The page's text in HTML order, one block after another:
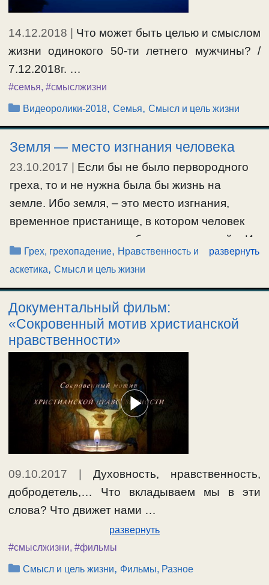
14.12.2018 | Что может быть целью и смыслом
жизни одинокого 50-ти летнего мужчины? /
7.12.2018г. …
#семья, #смыслжизни
Рубрики
Видеоролики-2018,Семья,Смысл и цель жизни
Земля — место изгнания человека
23.10.2017
Если бы не было первородного
греха, то и не нужна была бы жизнь на
земле. Ибо земля, – это место изгнания,
временное пристанище, в котором человек
должен приготовить себя к жизни вечной. «И
выслал его Господь Бог из сада Едемского,
чтобы возделывать землю, из которой он
взят. И изгнал Адама» (Быт.3:23,24). «И
благословил Давид Господа …
Ещё…
#жизньназемле ,#первородныйгрех
Рубрики
Грех, грехопадение, Нравственность и
аскетика, Смысл и цель жизни
развернуть
Документальный фильм:
«Сокровенный мотив христианской
нравственности»
09.10.2017 | Духовность, нравственность,
добродетель,… Что вкладываем мы в эти
слова? Что движет нами …
развернуть
#смыслжизни, #фильмы
Рубрики
Смысл и цель жизни, Фильмы, Разное